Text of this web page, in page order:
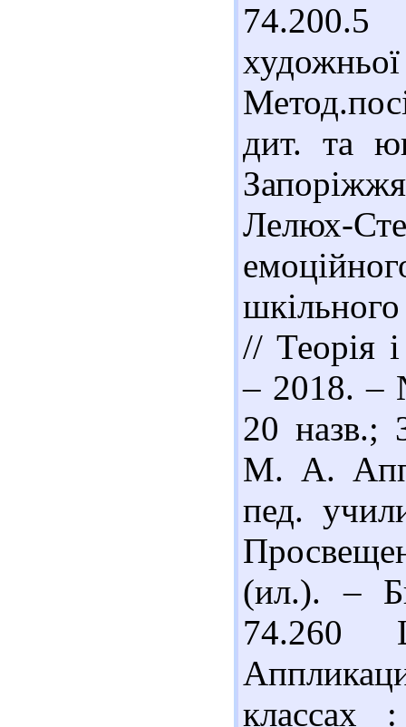
дит. та
Лелюх-
// Теорія
– 2018. –
20 назв.;
М. А.
пед.
(ил.). –